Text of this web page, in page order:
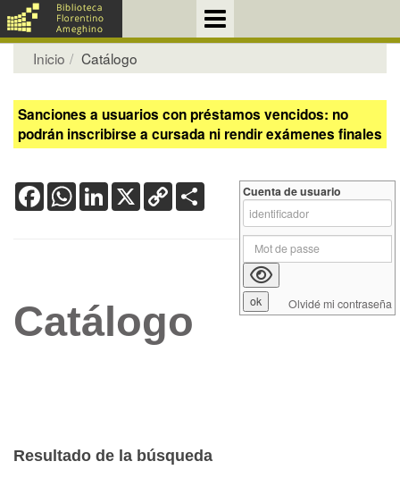
Inicio Catálogo
Sanciones a usuarios con préstamos vencidos: no
podrán inscribirse a cursada ni rendir exámenes finales
FacebookWhatsApp
LinkedIn
X Copy
Link
Catálogo
Resultado de la búsqueda
Cuenta de usuario
Olvidé mi contraseña